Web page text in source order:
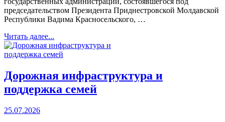
председательством Президента Приднестровской Молдавской
Республики Вадима Красносельского, …
Читать далее...
Дорожная инфраструктура и
поддержка семей
25.07.2026